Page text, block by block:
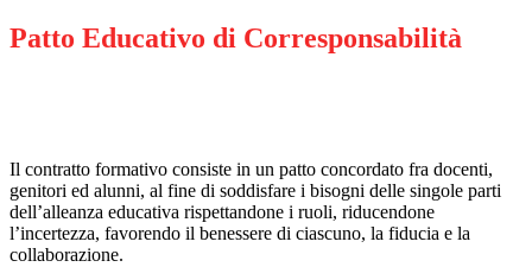
Patto Educativo di Corresponsabilità
Il contratto formativo consiste in un patto concordato fra docenti,
genitori ed alunni, al fine di soddisfare i bisogni delle singole parti
dell’alleanza educativa rispettandone i ruoli, riducendone
l’incertezza, favorendo il benessere di ciascuno, la fiducia e la
collaborazione.